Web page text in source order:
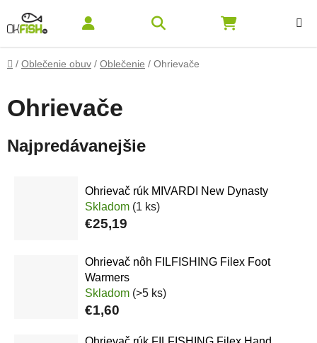
NÁKUPNÝ
Domov
/ Oblečenie obuv / Oblečenie / Ohrievače
Ohrievače
Najpredávanejšie
Ohrievač rúk MIVARDI New Dynasty
Skladom (1 ks)
€25,19
Ohrievač nôh FILFISHING Filex Foot
Warmers
Skladom (>5 ks)
€1,60